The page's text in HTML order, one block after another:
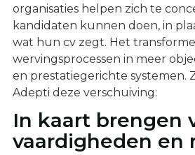
organisaties helpen zich te
kandidaten kunnen doen, in
wat hun cv zegt. Het
wervingsprocessen in meer
en prestatiegerichte systemen.
Adepti deze verschuiving:
In kaart brengen
vaardigheden en